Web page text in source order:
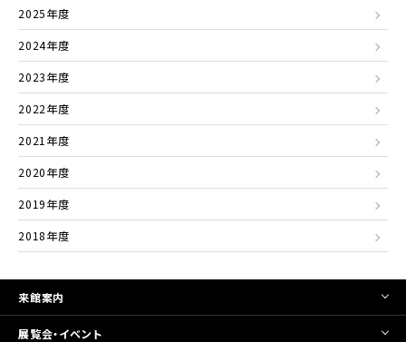
2025年度
2024年度
2023年度
2022年度
2021年度
2020年度
2019年度
2018年度
来館案内
展覧会・イベント